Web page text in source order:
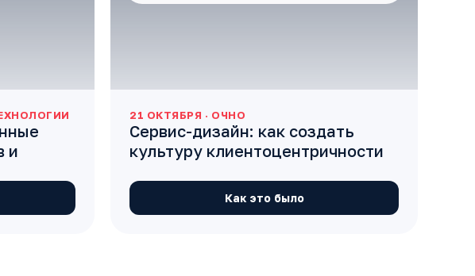
и
21 ОКТЯБРЯ · ОЧНО
Сервис-дизайн: как создать
культуру клиентоцентричности
Как это было